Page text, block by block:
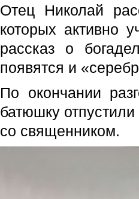
Отец Николай
которых активно
рассказ о
появятся и
По окончании
батюшку
со священником.